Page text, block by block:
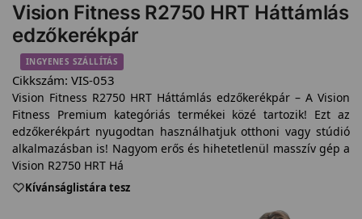
Vision Fitness R2750 HRT Háttámlás
edzőkerékpár
INGYENES SZÁLLÍTÁS
Cikkszám: VIS-053
Vision Fitness R2750 HRT Háttámlás edzőkerékpár – A Vision
Fitness Premium kategóriás termékei közé tartozik! Ezt az
edzőkerékpárt nyugodtan használhatjuk otthoni vagy stúdió
alkalmazásban is! Nagyom erős és hihetetlenül masszív gép a
Vision R2750 HRT Há
Kívánságlistára tesz